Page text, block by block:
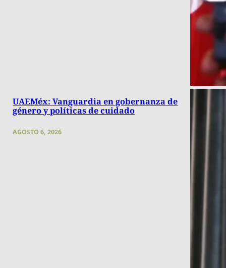
UAEMéx: Vanguardia en gobernanza de
género y políticas de cuidado
AGOSTO 6, 2026